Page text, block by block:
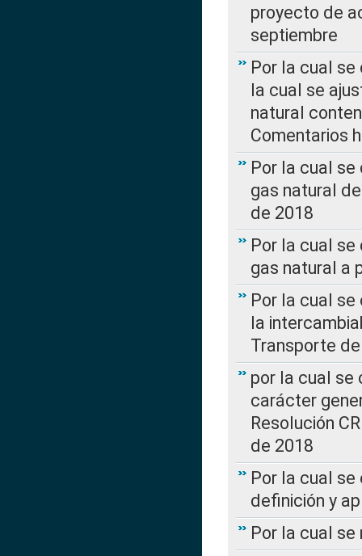
proyecto de
septiembre
Por la cual se
la cual se
natural
Comentarios
Por la cual
gas natural
de 2018
Por la cual
gas natural a
Por la cual
la
Transporte
por la cual se
carácter
Resolución
de 2018
Por la cual
definición y
Por la cual